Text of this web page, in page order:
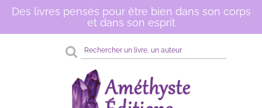
Des livres pensés pour être bien dans son corps
et dans son esprit
Rechercher
sur
site